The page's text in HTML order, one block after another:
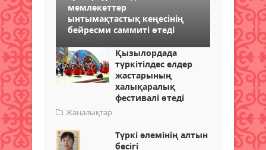
мемлекеттер
ынтымақтастық кеңесінің
бейресми саммиті өтеді
Қызылордада
түркітілдес елдер
жастарының
халықаралық
фестивалі өтеді
Жаңалықтар
Түркі әлемінің алтын
бесігі